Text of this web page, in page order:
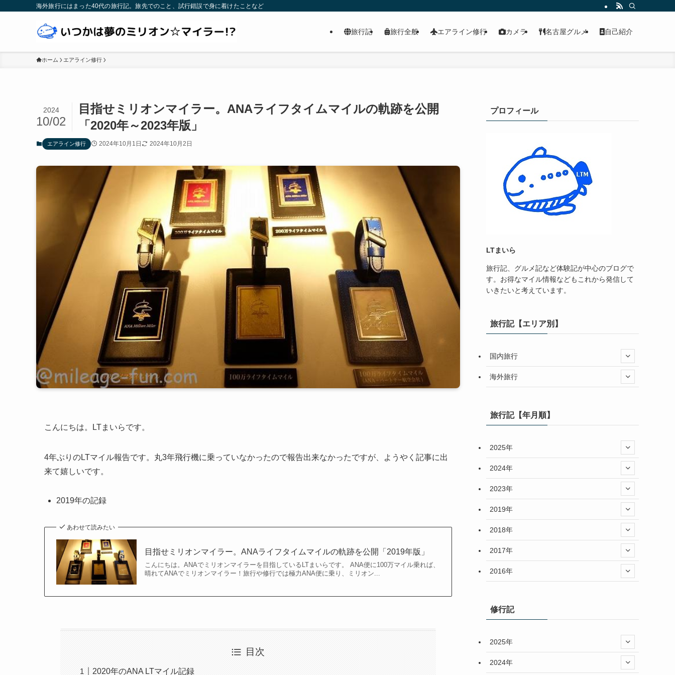
海外旅行にはまった40代の旅行記。旅先でのこと、試行錯誤で身に着けたことなど
旅行記 旅行全般 エアライン修行 カメラ 名古屋グルメ 自己紹介
ホーム エアライン修行
目指せミリオンマイラー。ANAライフタイムマイルの軌跡を公開
「2020年～2023年版」
2024
10/02
エアライン修行 2024年10月1日 2024年10月2日
こんにちは。LTまいらです。
4年ぶりのLTマイル報告です。丸3年飛行機に乗っていなかったので報告出来なかったですが、ようやく記事に出
来て嬉しいです。
2019年の記録
あわせて読みたい
目指せミリオンマイラー。ANAライフタイムマイルの軌跡を公開「2019年版」
こんにちは。ANAでミリオンマイラーを目指しているLTまいらです。 ANA便に100万マイル乗れば、
晴れてANAでミリオンマイラー！旅行や修行では極力ANA便に乗り、ミリオン...
目次
2020年のANA LTマイル記録
プロフィール
LTまいら
旅行記、グルメ記など体験記が中心のブログで
す。お得なマイル情報などもこれから発信して
いきたいと考えています。
旅行記【エリア別】
国内旅行
海外旅行
旅行記【年月順】
2025年
2024年
2023年
2019年
2018年
2017年
2016年
修行記
2025年
2024年